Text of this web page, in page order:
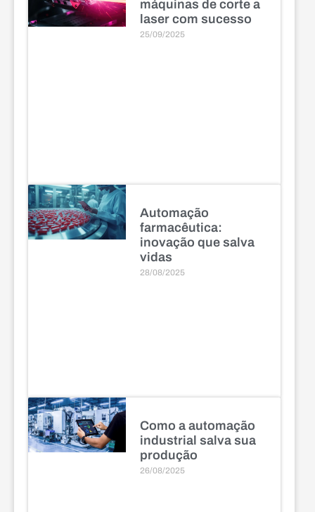
máquinas de corte a
laser com sucesso
25/09/2025
Automação
farmacêutica:
inovação que salva
vidas
28/08/2025
Como a automação
industrial salva sua
produção
26/08/2025